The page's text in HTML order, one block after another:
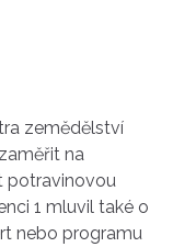
zemědělství
na
potravinovou
1 mluvil také o
nebo programu